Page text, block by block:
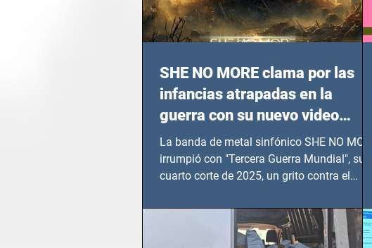
SHE NO MORE clama por las
infancias atrapadas en la
guerra con su nuevo video
TERCERA GUERRA MUNDIAL
La banda de metal sinfónico SHE NO MORE
irrumpió con "Tercera Guerra Mundial", su
cuarto corte de 2025, un grito contra el
en epicentros bélicos.